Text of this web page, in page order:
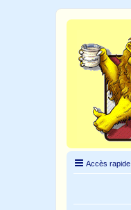
Accès rapide